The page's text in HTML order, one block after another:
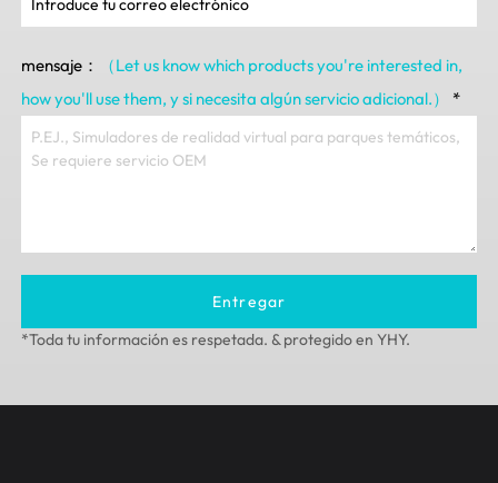
mensaje： （Let us know which products you're interested in,
how you'll use them, y si necesita algún servicio adicional.） *
Entregar
*Toda tu información es respetada. & protegido en YHY.